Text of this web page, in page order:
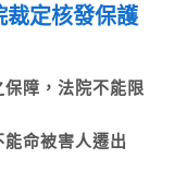
裁定核發保護
障，法院不能限
能命被害人遷出